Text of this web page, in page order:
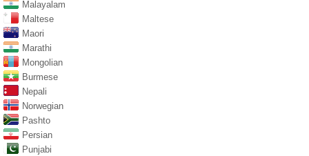
Malayalam
Maltese
Maori
Marathi
Mongolian
Burmese
Nepali
Norwegian
Pashto
Persian
Punjabi